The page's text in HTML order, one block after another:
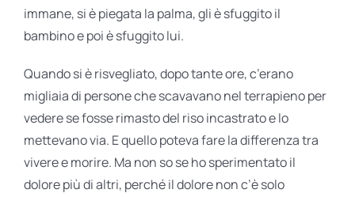
immane, si è piegata la palma, gli è sfuggito il
bambino e poi è sfuggito lui.
Quando si è risvegliato, dopo tante ore, c’erano
migliaia di persone che scavavano nel terrapieno per
vedere se fosse rimasto del riso incastrato e lo
mettevano via. E quello poteva fare la differenza tra
vivere e morire. Ma non so se ho sperimentato il
dolore più di altri, perché il dolore non c’è solo